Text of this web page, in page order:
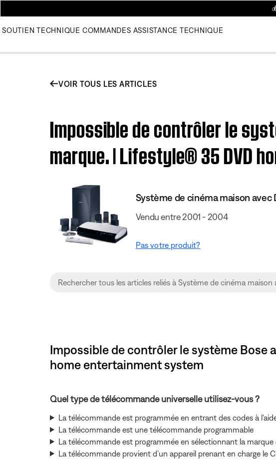
SOUTIEN TECHNIQUE COMMANDES ASSISTANCE TECHNIQUE
VOIR TOUS LES ARTICLES
Impossible de contrôler le
marque. | Lifestyle® 35 DVD
Système de cinéma maison avec
Vendu entre 2001 - 2004
Pas votre produit?
Impossible de contrôler le système Bose
home entertainment system
Quel type de télécommande universelle utilisez-vous ?
La télécommande est programmée en entrant des codes à
La télécommande est une télécommande programmable
La télécommande est programmée en sélectionnant la marque
La télécommande provient d’un appareil prenant en charge le